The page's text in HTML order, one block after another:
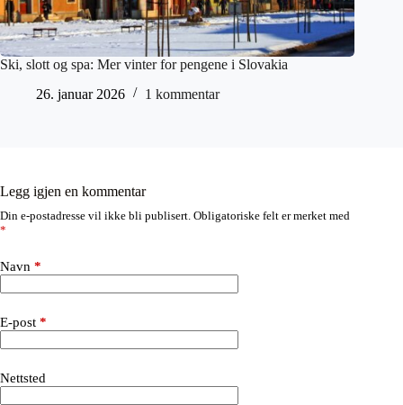
Ski, slott og spa: Mer vinter for pengene i Slovakia
26. januar 2026
1 kommentar
Legg igjen en kommentar
Din e-postadresse vil ikke bli publisert. Obligatoriske felt er merket med
*
Navn *
E-post *
Nettsted